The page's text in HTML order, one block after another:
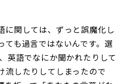
に関しては、ずっと誤魔化し
ても過言ではないんです。選
英語でなにか聞かれたりして
流したりしてしまったので